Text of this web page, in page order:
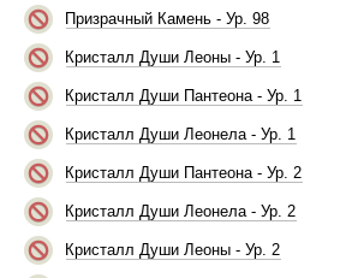
Призрачный Камень - Ур. 98
Кристалл Души Леоны - Ур. 1
Кристалл Души Пантеона - Ур. 1
Кристалл Души Леонела - Ур. 1
Кристалл Души Пантеона - Ур. 2
Кристалл Души Леонела - Ур. 2
Кристалл Души Леоны - Ур. 2